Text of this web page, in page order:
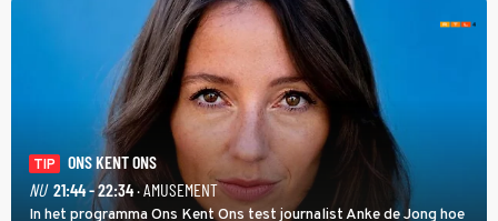
TIP
ONS KENT ONS
NU 21:44 - 22:34· AMUSEMENT
In het programma Ons Kent Ons test journalist Anke de Jong hoe